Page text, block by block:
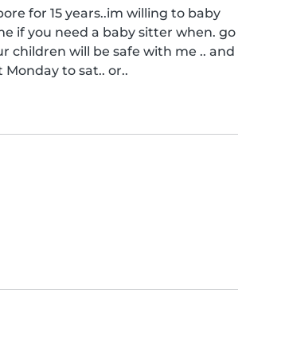
for 15 years..im willing to baby
if you need a baby sitter when. go
children will be safe with me .. and
to sat.. or..